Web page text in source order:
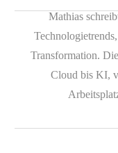
Mathias
Transformation.
Cloud bis KI,